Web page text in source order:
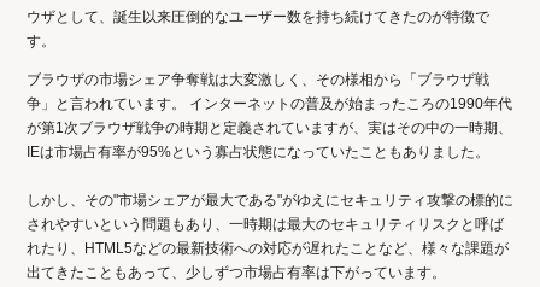
ウザとして、誕生以来圧倒的なユーザー数を持ち続けてきたのが特徴で
す。
ブラウザの市場シェア争奪戦は大変激しく、その様相から「ブラウザ戦
争」と言われています。 インターネットの普及が始まったころの1990年代
が第1次ブラウザ戦争の時期と定義されていますが、実はその中の一時期、
IEは市場占有率が95%という寡占状態になっていたこともありました。
しかし、その"市場シェアが最大である"がゆえにセキュリティ攻撃の標的に
されやすいという問題もあり、一時期は最大のセキュリティリスクと呼ば
れたり、HTML5などの最新技術への対応が遅れたことなど、様々な課題が
出てきたこともあって、少しずつ市場占有率は下がっています。